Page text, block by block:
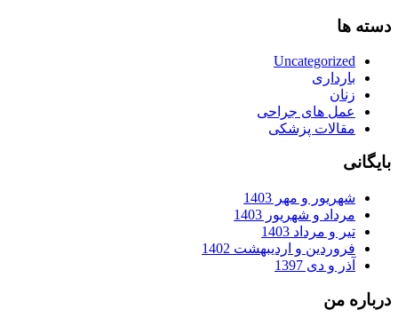
دسته ها
Uncategorized
بارداری
زنان
عمل های جراحی
مقالات پزشکی
بایگانی
شهریور و مهر 1403
مرداد و شهریور 1403
تیر و مرداد 1403
فروردین و اردیبهشت 1402
آذر و دی 1397
درباره من